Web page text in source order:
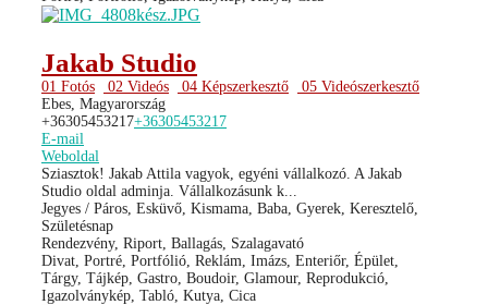
Jakab Studio
01 Fotós 02 Videós 04 Képszerkesztő
05 Videószerkesztő
Ebes, Magyarország
+36305453217+36305453217
E-mail
Weboldal
Sziasztok! Jakab Attila vagyok, egyéni vállalkozó. A Jakab
Studio oldal adminja. Vállalkozásunk k...
Jegyes / Páros, Esküvő, Kismama, Baba, Gyerek, Keresztelő,
Születésnap
Rendezvény, Riport, Ballagás, Szalagavató
Divat, Portré, Portfólió, Reklám, Imázs, Enteriőr, Épület,
Tárgy, Tájkép, Gastro, Boudoir, Glamour, Reprodukció,
Igazolványkép, Tabló, Kutya, Cica